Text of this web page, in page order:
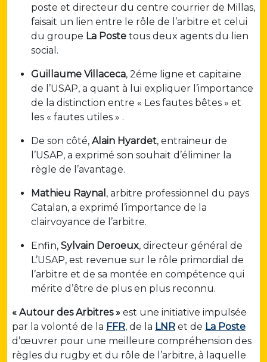
poste et directeur du centre courrier de Millas,
faisait un lien entre le rôle de l’arbitre et celui
du groupe La Poste tous deux agents du lien
social.
Guillaume Villaceca, 2éme ligne et capitaine
de l’USAP, a quant à lui expliquer l’importance
de la distinction entre « Les fautes bêtes » et
les « fautes utiles » .
De son côté, Alain Hyardet, entraineur de
l’USAP, a exprimé son souhait d’éliminer la
règle de l’avantage.
Mathieu Raynal , arbitre professionnel du pays
Catalan, a exprimé l’importance de la
clairvoyance de l’arbitre.
Enfin, Sylvain Deroeux, directeur général de
L’USAP, est revenue sur le rôle primordial de
l’arbitre et de sa montée en compétence qui
mérite d’être de plus en plus reconnu.
« Autour des Arbitres » est une initiative impulsée
par la volonté de la FFR, de la LNR et de La Poste
d’œuvrer pour une meilleure compréhension des
règles du rugby et du rôle de l’arbitre, à laquelle